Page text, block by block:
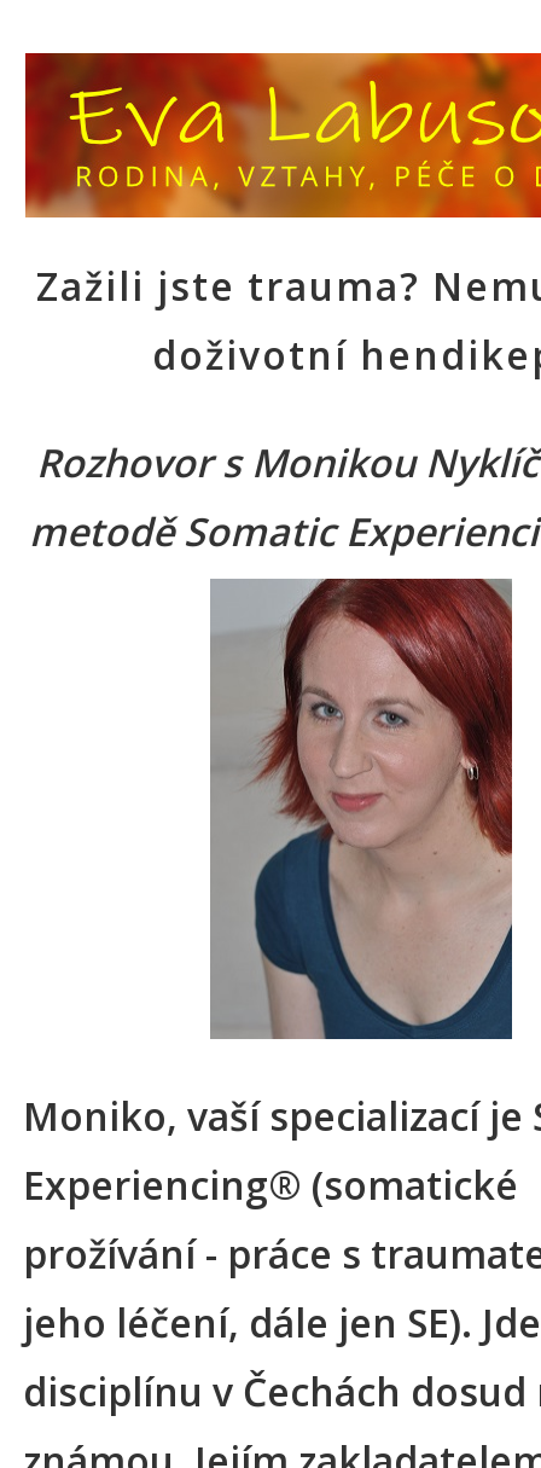
Zažili jste trauma?
doživotní
Rozhovor s Monikou
metodě Somatic
Moniko, vaší specializací je
Experiencing® (somatické
prožívání - práce s
jeho léčení, dále jen SE).
disciplínu v Čechách dosud